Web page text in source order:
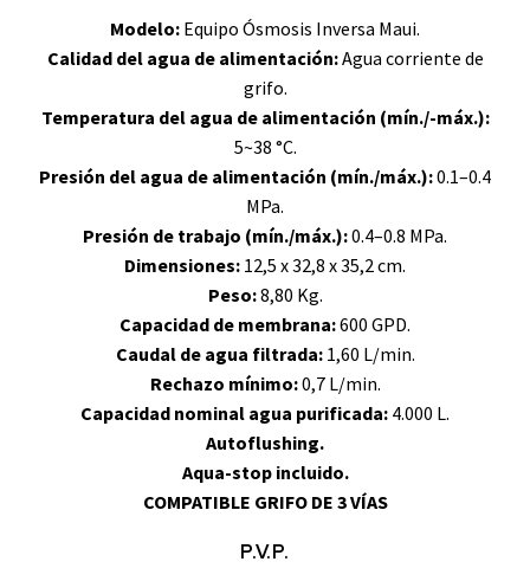
Modelo: Equipo Ósmosis Inversa Maui.
Calidad del agua de alimentación:Agua corriente de
grifo.
Temperatura del agua de alimentación (mín./-máx.):
5~38 °C.
Presión del agua de alimentación (mín./máx.):0.1–0.4
MPa.
Presión de trabajo (mín./máx.):0.4–0.8 MPa.
Dimensiones: 12,5 x 32,8 x 35,2 cm.
Peso:8,80 Kg.
Capacidad de membrana:600 GPD.
Caudal de agua filtrada:1,60 L/min.
Rechazo mínimo:0,7 L/min.
Capacidad nominal agua purificada: 4.000 L.
Autoflushing.
Aqua-stop incluido.
COMPATIBLE GRIFO DE 3 VÍAS
P.V.P.